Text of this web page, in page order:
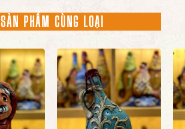
SẢN PHẨM CÙNG LOẠI